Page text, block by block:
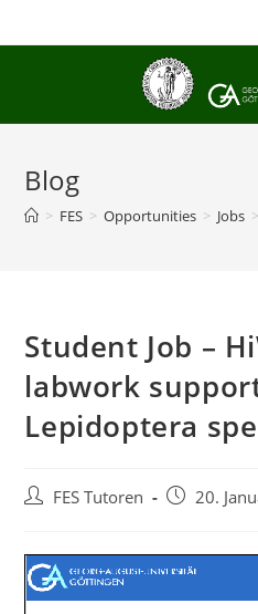
to
Blog
> FES > Opportunities > Jobs >
Student Job –
labwork
Lepidoptera
PostFES Tutoren
Post20.